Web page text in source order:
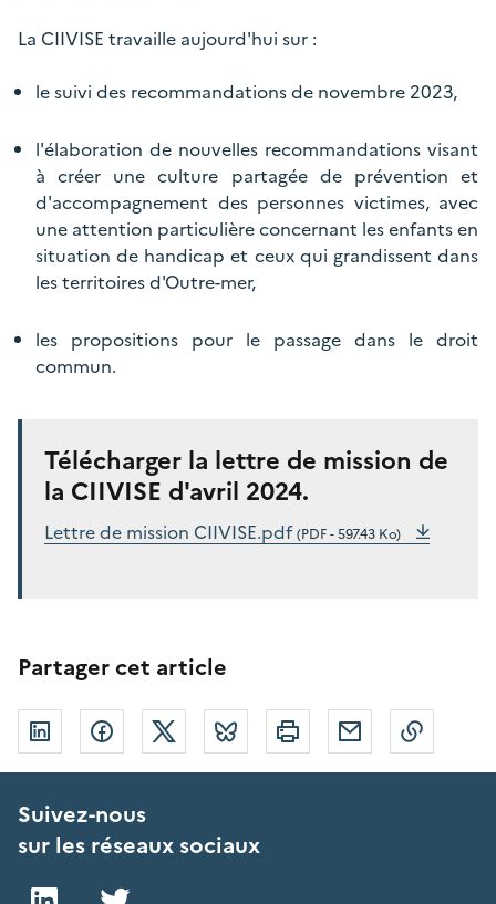
La CIIVISE travaille aujourd'hui sur :
le suivi des recommandations de novembre 2023,
l'élaboration de nouvelles recommandations visant
à créer une culture partagée de prévention et
d'accompagnement des personnes victimes, avec
une attention particulière concernant les enfants en
situation de handicap et ceux qui grandissent dans
les territoires d'Outre-mer,
les propositions pour le passage dans le droit
commun.
Télécharger la lettre de mission de
la CIIVISE d'avril 2024.
Lettre de mission CIIVISE.pdf(PDF - 597.43 Ko)
Partager cet article
Linkedin FacebookTwitter Bluesky Imprimer Courriel
Suivez-nous
sur les réseaux sociaux